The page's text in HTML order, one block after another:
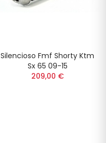
Silencioso Fmf Shorty Ktm
Sx 65 09-15
209,00 €